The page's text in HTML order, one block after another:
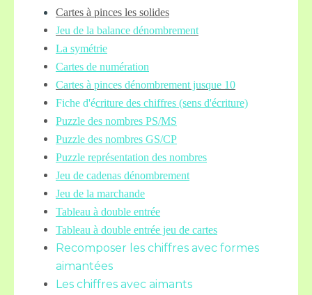
Cartes à pinces les solides
Jeu de la balance dénombrement
La symétrie
Cartes de numération
Cartes à pinces dénombrement jusque 10
Fiche d'écriture des chiffres (sens d'écriture)
Puzzle des nombres PS/MS
Puzzle des nombres GS/CP
Puzzle représentation des nombres
Jeu de cadenas dénombrement
Jeu de la marchande
Tableau à double entrée
Tableau à double entrée jeu de cartes
Recomposer les chiffres avec formes
aimantées
Les chiffres avec aimants